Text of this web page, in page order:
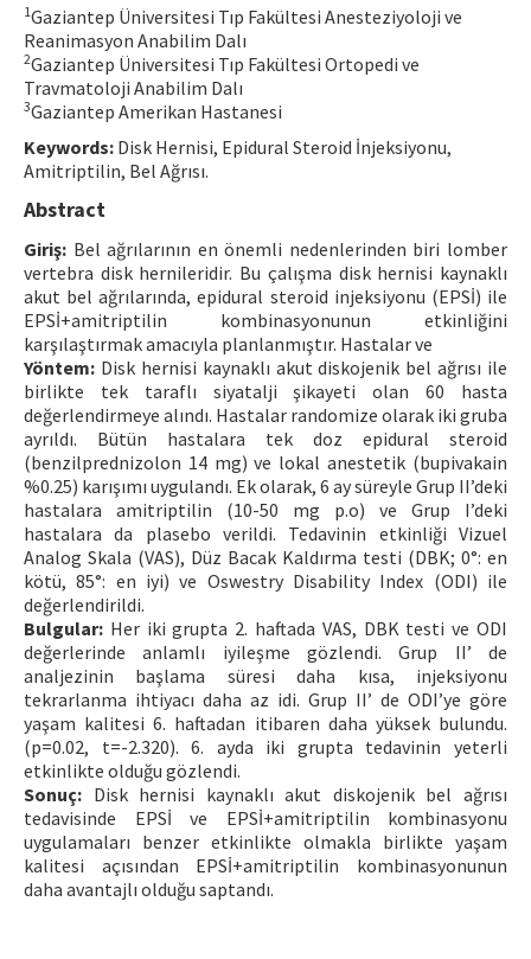
1Gaziantep Üniversitesi Tıp Fakültesi Anesteziyoloji ve
Reanimasyon Anabilim Dalı
2Gaziantep Üniversitesi Tıp Fakültesi Ortopedi ve
Travmatoloji Anabilim Dalı
3Gaziantep Amerikan Hastanesi
Keywords: Disk Hernisi, Epidural Steroid İnjeksiyonu,
Amitriptilin, Bel Ağrısı.
Abstract
Giriş: Bel ağrılarının en önemli nedenlerinden biri lomber
vertebra disk hernileridir. Bu çalışma disk hernisi kaynaklı
akut bel ağrılarında, epidural steroid injeksiyonu (EPSİ) ile
EPSİ+amitriptilin kombinasyonunun etkinliğini
karşılaştırmak amacıyla planlanmıştır. Hastalar ve
Yöntem: Disk hernisi kaynaklı akut diskojenik bel ağrısı ile
birlikte tek taraflı siyatalji şikayeti olan 60 hasta
değerlendirmeye alındı. Hastalar randomize olarak iki gruba
ayrıldı. Bütün hastalara tek doz epidural steroid
(benzilprednizolon 14 mg) ve lokal anestetik (bupivakain
%0.25) karışımı uygulandı. Ek olarak, 6 ay süreyle Grup II’deki
hastalara amitriptilin (10-50 mg p.o) ve Grup I’deki
hastalara da plasebo verildi. Tedavinin etkinliği Vizuel
Analog Skala (VAS), Düz Bacak Kaldırma testi (DBK; 0°: en
kötü, 85°: en iyi) ve Oswestry Disability Index (ODI) ile
değerlendirildi.
Bulgular: Her iki grupta 2. haftada VAS, DBK testi ve ODI
değerlerinde anlamlı iyileşme gözlendi. Grup II’ de
analjezinin başlama süresi daha kısa, injeksiyonu
tekrarlanma ihtiyacı daha az idi. Grup II’ de ODI’ye göre
yaşam kalitesi 6. haftadan itibaren daha yüksek bulundu.
(p=0.02, t=-2.320). 6. ayda iki grupta tedavinin yeterli
etkinlikte olduğu gözlendi.
Sonuç: Disk hernisi kaynaklı akut diskojenik bel ağrısı
tedavisinde EPSİ ve EPSİ+amitriptilin kombinasyonu
uygulamaları benzer etkinlikte olmakla birlikte yaşam
kalitesi açısından EPSİ+amitriptilin kombinasyonunun
daha avantajlı olduğu saptandı.